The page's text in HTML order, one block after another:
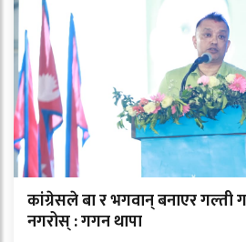
कांग्रेसले बा र भगवान् बनाएर गल्ती
नगरोस् : गगन थापा